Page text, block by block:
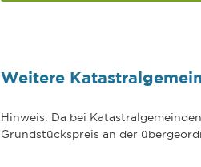
Weitere
Hinweis: Da bei
Grundstückspreis an der